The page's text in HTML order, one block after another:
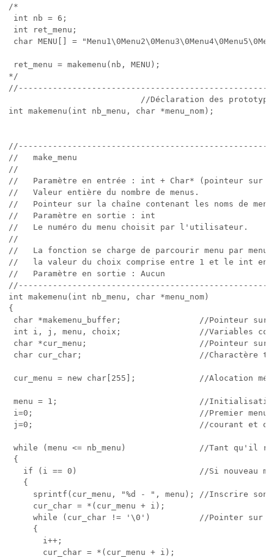
/*
int nb = 6;
int ret_menu;
char MENU[] =
ret_menu = makemenu(nb, MENU);
*/
//Déclaration des
int makemenu(int nb_menu, char *menu_nom);
//   make_menu
//
//   Paramètre en entrée : int + Char* (pointeur sur
//   Valeur entière du nombre de menus.
//   Pointeur sur la chaîne contenant les noms de
//   Paramètre en sortie : int
//   Le numéro du menu choisit par l'utilisateur.
//
//   La fonction se charge de parcourir menu par
//   la valeur du choix comprise entre 1 et le int en
//   Paramètre en sortie : Aucun
int makemenu(int nb_menu, char *menu_nom)
{
char *makemenu_buffer;                //Pointeur
int i, j, menu, choix;                //Variables
char *cur_menu;                       //Pointeur sur
char cur_char;                        //Charactère
cur_menu = new char[255];             //Alocation
menu = 1;                             //
i=0;                                  //Premier menu,
j=0;                                  //courant et
while (menu <= nb_menu)               //Tant qu'il
{
if (i == 0)                         //Si nouveau
{
sprintf(cur_menu, "%d - ", menu); //Inscrire son
cur_char = *(cur_menu + i);
while (cur_char != '\0')          //Pointer
{
i++;
cur_char = *(cur_menu + i);